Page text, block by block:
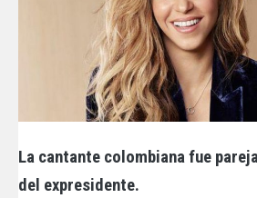
La cantante colombiana fue
del expresidente.